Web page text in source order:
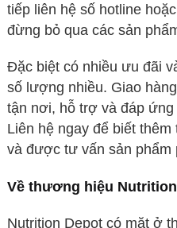
tiếp liên hệ số hotline
đừng bỏ qua các sản
Đặc biệt có nhiều ưu đãi
số lượng nhiều. Giao
tận nơi, hỗ trợ và đáp
Liên hệ ngay để biết
và được tư vấn sản phẩm
Về thương hiệu
Nutrition Depot có mặt ở